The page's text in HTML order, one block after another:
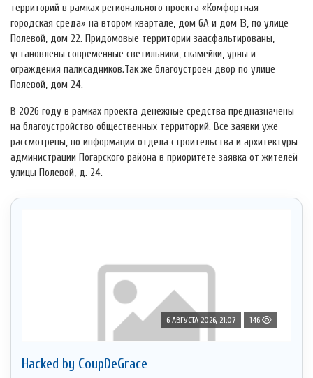
территорий в рамках регионального проекта «Комфортная
городская среда» на втором квартале, дом 6А и дом 13, по улице
Полевой, дом 22. Придомовые территории заасфальтированы,
установлены современные светильники, скамейки, урны и
ограждения палисадников.Так же благоустроен двор по улице
Полевой, дом 24.
В 2026 году в рамках проекта денежные средства предназначены
на благоустройство общественных территорий. Все заявки уже
рассмотрены, по информации отдела строительства и архитектуры
администрации Погарского района в приоритете заявка от жителей
улицы Полевой, д. 24.
6 АВГУСТА 2026, 21:07 146
Hacked by CoupDeGrace